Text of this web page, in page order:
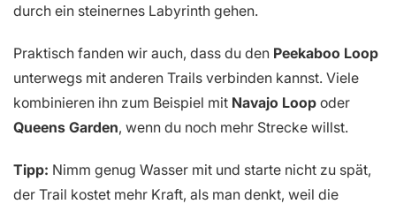
durch ein steinernes Labyrinth gehen.
Praktisch fanden wir auch, dass du den Peekaboo Loop
unterwegs mit anderen Trails verbinden kannst. Viele
kombinieren ihn zum Beispiel mit Navajo Loop oder
Queens Garden, wenn du noch mehr Strecke willst.
Tipp: Nimm genug Wasser mit und starte nicht zu spät,
der Trail kostet mehr Kraft, als man denkt, weil die